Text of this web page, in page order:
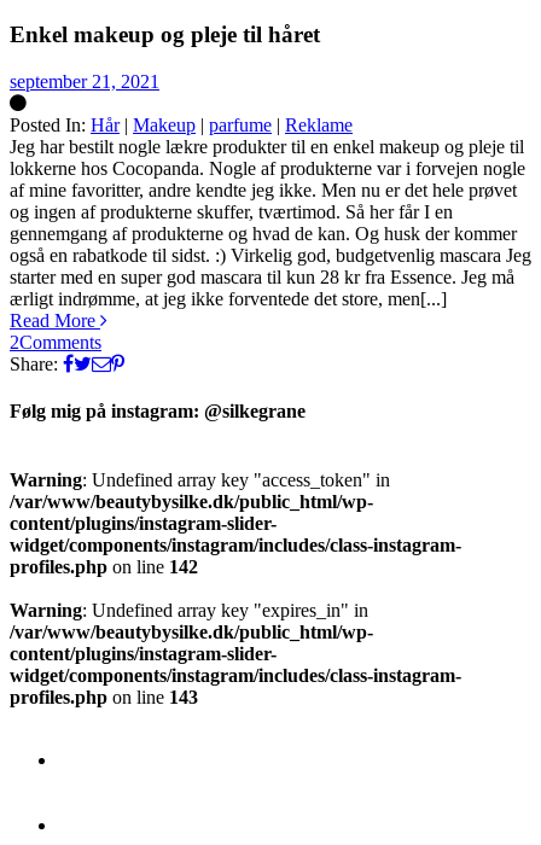
Enkel makeup og pleje til håret
september 21, 2021
Posted In: Hår| Makeup | parfume | Reklame
Silke
Jeg har bestilt nogle lækre produkter til en enkel makeup og pleje til
lokkerne hos Cocopanda. Nogle af produkterne var i forvejen nogle
af mine favoritter, andre kendte jeg ikke. Men nu er det hele prøvet
og ingen af produkterne skuffer, tværtimod. Så her får I en
gennemgang af produkterne og hvad de kan. Og husk der kommer
også en rabatkode til sidst. :) Virkelig god, budgetvenlig mascara Jeg
starter med en super god mascara til kun 28 kr fra Essence. Jeg må
ærligt indrømme, at jeg ikke forventede det store, men[...]
Read More
2Comments
Share:
Følg mig på instagram: @silkegrane
Warning: Undefined array key "access_token" in
/var/www/beautybysilke.dk/public_html/wp-
content/plugins/instagram-slider-
widget/components/instagram/includes/class-instagram-
profiles.php on line 142
Warning: Undefined array key "expires_in" in
/var/www/beautybysilke.dk/public_html/wp-
content/plugins/instagram-slider-
widget/components/instagram/includes/class-instagram-
profiles.php on line 143